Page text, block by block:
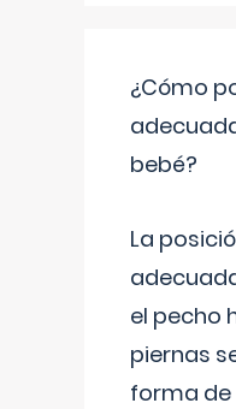
¿Cómo
bebé?
La
el pecho
piernas
forma de